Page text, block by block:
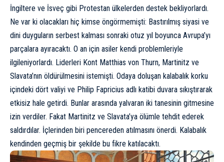
İngiltere ve İsveç gibi Protestan ülkelerden destek bekliyorlardı.
Ne var ki olacakları hiç kimse öngörmemişti: Bastırılmış siyasi ve
dini duyguların serbest kalması sonraki otuz yıl boyunca Avrupa’yı
parçalara ayıracaktı. O an için asiler kendi problemleriyle
ilgileniyorlardı. Liderleri Kont Matthias von Thurn, Martinitz ve
Slavata’nın öldürülmesini istemişti. Odaya doluşan kalabalık korku
içindeki dört valiyi ve Philip Fapricius adlı katibi duvara sıkıştırarak
etkisiz hale getirdi. Bunlar arasında yalvaran iki tanesinin gitmesine
izin verdiler. Fakat Martinitz ve Slavata’ya ölümle tehdit ederek
saldırdılar. İçlerinden biri pencereden atılmasını önerdi. Kalabalık
kendinden geçmiş bir şekilde bu fikre katılacaktı.